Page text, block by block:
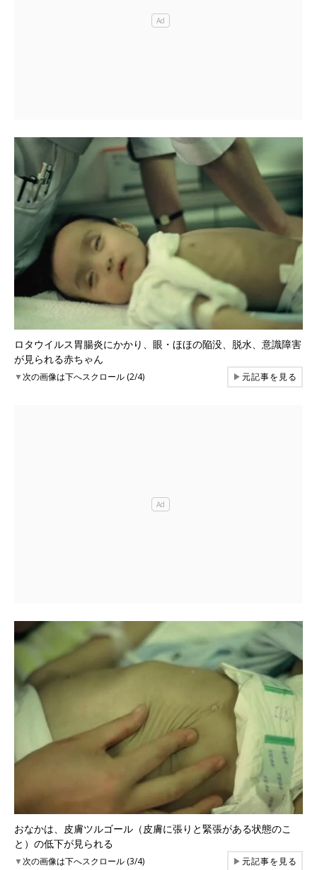
ロタウイルス胃腸炎にかかり、眼・ほほの陥没、脱水、意識障害
が見られる赤ちゃん
▼次の画像は下へスクロール (2/4) ▶元記事を見る
おなかは、皮膚ツルゴール（皮膚に張りと緊張がある状態のこ
と）の低下が見られる
▼次の画像は下へスクロール (3/4) ▶元記事を見る